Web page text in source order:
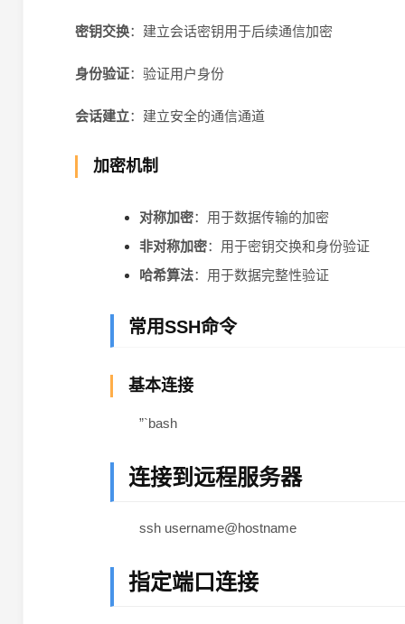
密钥交换：建立会话密钥用于后续通信加密
身份验证：验证用户身份
会话建立：建立安全的通信通道
加密机制
对称加密：用于数据传输的加密
非对称加密：用于密钥交换和身份验证
哈希算法：用于数据完整性验证
常用SSH命令
基本连接
”`bash
连接到远程服务器
ssh username@hostname
指定端口连接